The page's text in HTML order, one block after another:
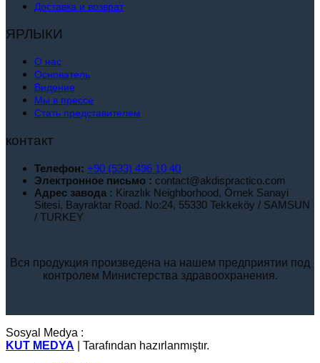
Доставка и возврат
ЯРЛЫКИ
О нас
Основатель
Видение
Мы в прессе
Стать представителем
контакт
Телефон: +90 (533) 496 10 40
Электронное письмо : contact@akdispractico.com
Адрес завода : Kirazlık Neighborhood, Örnek Sanayi
Sitesi, Bayraktar Road. No:24, 55330 Tekkeköy / SAMSUN
/ TURKEY
Вся продукция произведена на нашем предприятии под
контролем Министерства здравоохранения.
Sosyal Medya :
KUT MEDYA | Tarafından hazırlanmıştır.